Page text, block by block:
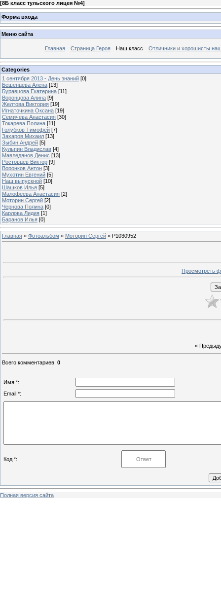
[8Б класс тульского лицея №4]
Форма входа
Меню сайта
Главная Страница Героя Наш класс Отличники и хорошисты
Categories
1 сентября 2013 - День знаний [0]
Бешенцева Алена [13]
Буравцова Екатерина [11]
Воронцова Алина [9]
Желтова Виктория [19]
Игнаточкина Оксана [19]
Семичева Анастасия [30]
Токарева Полина [11]
Голубков Тимофей [7]
Захаров Михаил [13]
Зыбин Андрей [5]
Кульпин Владислав [4]
Мавледянов Денис [13]
Ростовцев Виктор [9]
Воронков Антон [3]
Мухотин Евгений [5]
Наш выпускной [10]
Шашков Илья [5]
Малофеева Анастасия [2]
Моторин Сергей [2]
Чернова Полина [0]
Карлова Лидия [1]
Баранов Илья [0]
Главная » Фотоальбом » Моторин Сергей » P1030952
Просмотреть
«
Всего комментариев: 0
Имя *:
Email *:
Код *:
Полная версия сайта